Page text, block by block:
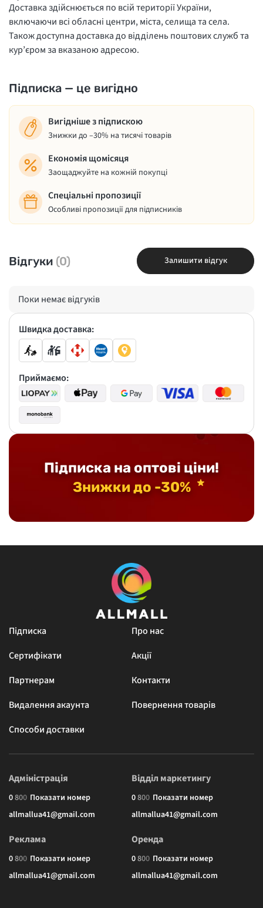
Доставка здійснюється по всій території України,
включаючи всі обласні центри, міста, селища та села.
Також доступна доставка до відділень поштових служб та
кур’єром за вказаною адресою.
Підписка — це вигідно
Вигідніше з підпискою
Знижки до –30% на тисячі товарів
Економія щомісяця
Заощаджуйте на кожній покупці
Спеціальні пропозиції
Особливі пропозиції для підписників
Відгуки (0) Залишити відгук
Поки немає відгуків
Підписка на оптові ціни!
Знижки до -30%
Швидка доставка:
Приймаємо:
Підписка
Про нас
Сертифікати
Акції
Партнерам
Контакти
Видалення акаунта
Повернення товарів
Способи доставки
Адміністрація
0800 Показати номер
allmallua41@gmail.com
Відділ маркетингу
0800 Показати номер
allmallua41@gmail.com
Реклама
0800 Показати номер
allmallua41@gmail.com
Оренда
0800 Показати номер
allmallua41@gmail.com